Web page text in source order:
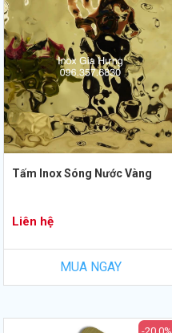
Tấm Inox Sóng Nước Vàng
Liên hệ
MUA NGAY